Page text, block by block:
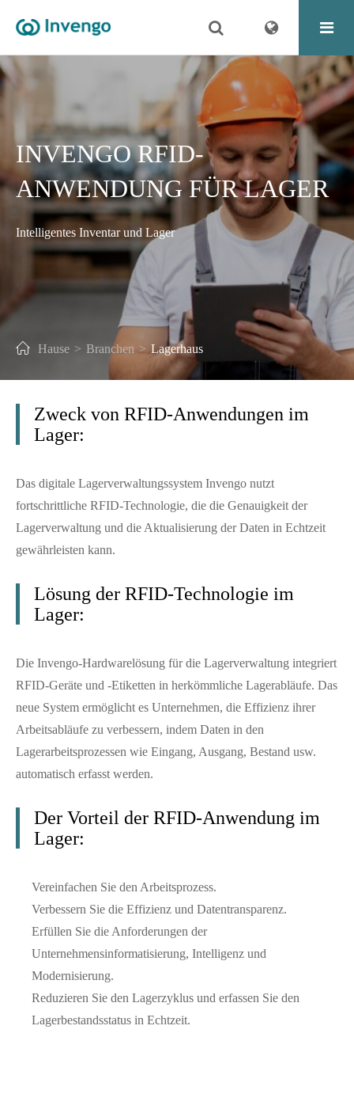
INVENGO RFID-
ANWENDUNG FÜR LAGER
Intelligentes Inventar und Lager
Hause Branchen Lagerhaus
Zweck von RFID-Anwendungen im
Lager:
Das digitale Lagerverwaltungssystem Invengo nutzt
fortschrittliche RFID-Technologie, die die Genauigkeit der
Lagerverwaltung und die Aktualisierung der Daten in Echtzeit
gewährleisten kann.
Lösung der RFID-Technologie im
Lager:
Die Invengo-Hardwarelösung für die Lagerverwaltung integriert
RFID-Geräte und -Etiketten in herkömmliche Lagerabläufe. Das
neue System ermöglicht es Unternehmen, die Effizienz ihrer
Arbeitsabläufe zu verbessern, indem Daten in den
Lagerarbeitsprozessen wie Eingang, Ausgang, Bestand usw.
automatisch erfasst werden.
Der Vorteil der RFID-Anwendung im
Lager:
Vereinfachen Sie den Arbeitsprozess.
Verbessern Sie die Effizienz und Datentransparenz.
Erfüllen Sie die Anforderungen der
Unternehmensinformatisierung, Intelligenz und
Modernisierung.
Reduzieren Sie den Lagerzyklus und erfassen Sie den
Lagerbestandsstatus in Echtzeit.